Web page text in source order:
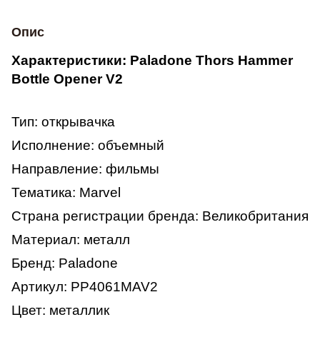
Опис
Характеристики: Paladone Thors Hammer
Bottle Opener V2
Тип: открывачка
Исполнение: объемный
Направление: фильмы
Тематика: Marvel
Страна регистрации бренда: Великобритания
Материал: металл
Бренд: Paladone
Артикул: PP4061MAV2
Цвет: металлик